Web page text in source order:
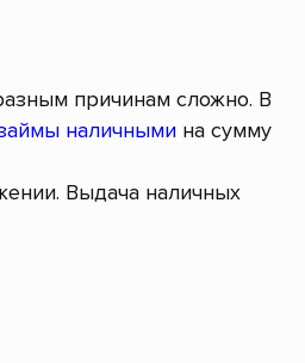
причинам сложно. В
наличными на сумму
Выдача наличных